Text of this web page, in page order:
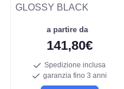
GLOSSY BLACK
a partire da
141,80€
Spedizione inclusa
garanzia fino 3 anni